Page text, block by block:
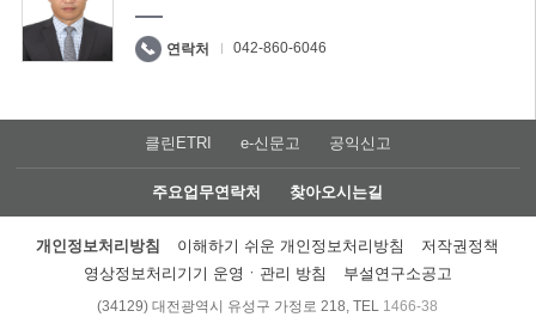
연락처 042-860-6046
클린ETRI e-신문고 공익신고
주요업무연락처 찾아오시는길
개인정보처리방침 이해하기 쉬운 개인정보처리방침
저작권정책
영상정보처리기기 운영ㆍ관리 방침
부설연구소공고
(34129) 대전광역시 유성구 가정로 218, TEL 1466-38